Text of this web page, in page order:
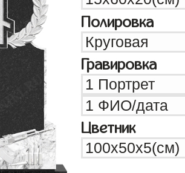
Полировка
Гравировка
Цветник